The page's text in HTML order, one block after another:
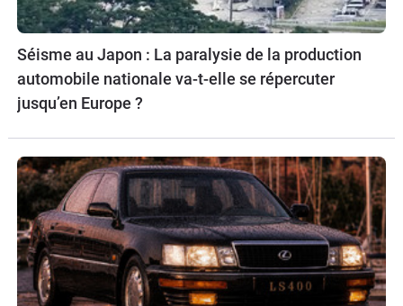
Séisme au Japon : La paralysie de la production
automobile nationale va-t-elle se répercuter
jusqu’en Europe ?